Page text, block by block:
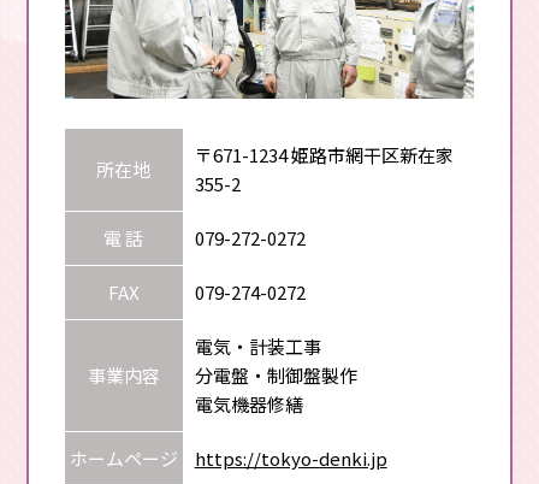
所在地
〒671-1234 姫路市網干区新在家
355-2
電 話 079-272-0272
FAX 079-274-0272
事業内容
電気・計装工事
分電盤・制御盤製作
電気機器修繕
ホームページ https://tokyo-denki.jp